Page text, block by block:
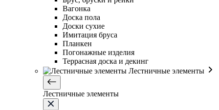
Вагонка
Доска пола
Доски сухие
Имитация бруса
Планкен
Погонажные изделия
Террасная доска и декинг
Лестничные элементы
Лестничные элементы